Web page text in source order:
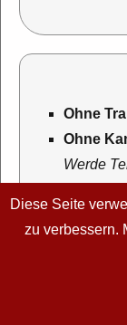
Ohne
Ohne
Werde
Turn- und
Diese Seite
zu verbessern.